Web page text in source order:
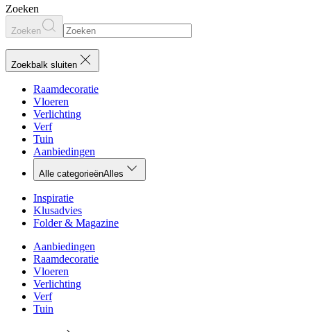
Zoeken
Zoeken
Zoekbalk sluiten
Raamdecoratie
Vloeren
Verlichting
Verf
Tuin
Aanbiedingen
Alle categorieënAlles
Inspiratie
Klusadvies
Folder & Magazine
Aanbiedingen
Raamdecoratie
Vloeren
Verlichting
Verf
Tuin